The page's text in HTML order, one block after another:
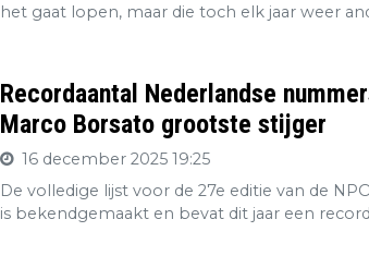
het gaat lopen, maar die toch elk jaar weer
Recordaantal Nederlandse
Marco Borsato grootste stijger
16 december 2025 19:25
De volledige lijst voor de 27e editie van de
is bekendgemaakt en bevat dit jaar een